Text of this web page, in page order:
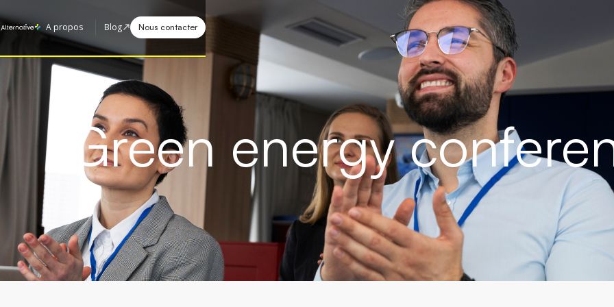
A propos Blog Nous contacter
Green energy